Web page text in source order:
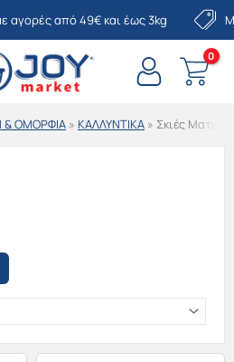
αγορές από 49€ και έως 3kg
& ΟΜΟΡΦΙΑ » ΚΑΛΛΥΝΤΙΚΑ » Σκιές Ματιών